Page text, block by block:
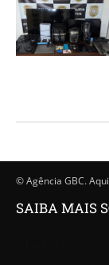
© Agência GBC.
SAIBA MAIS